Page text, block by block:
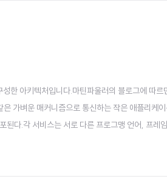
한 아키텍처입니다.마틴파울러의 블로그에 따
가벼운 매커니즘으로 통신하는 작은 애플리케
된다.각 서비스는 서로 다른 프로그맹 언어, 프레